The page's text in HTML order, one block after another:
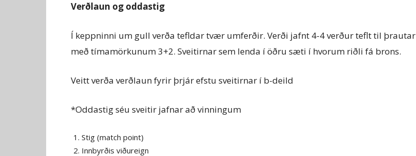
Verðlaun og oddastig
Í keppninni um gull verða tefldar tvær umferðir. Verði jafnt 4-4 verður teflt til þrautar
með tímamörkunum 3+2. Sveitirnar sem lenda í öðru sæti í hvorum riðli fá brons.
Veitt verða verðlaun fyrir þrjár efstu sveitirnar í b-deild
*Oddastig séu sveitir jafnar að vinningum
Stig (match point)
Innbyrðis viðureign